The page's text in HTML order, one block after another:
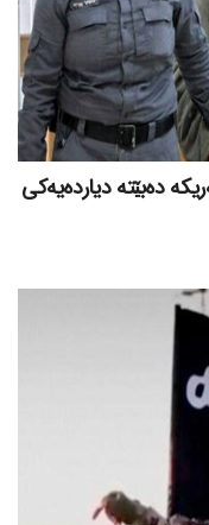
دەبێتە دیاردەیەکی